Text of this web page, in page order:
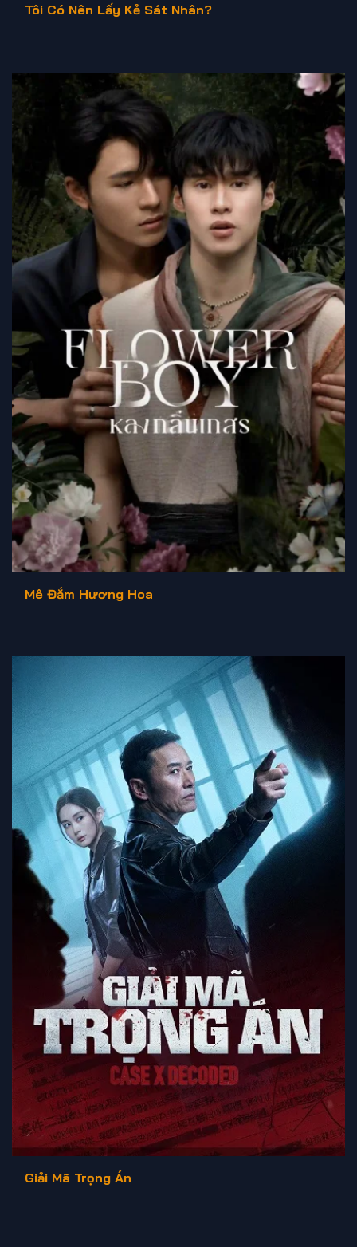
Tôi Có Nên Lấy Kẻ Sát Nhân?
Mê Đắm Hương Hoa
Giải Mã Trọng Án